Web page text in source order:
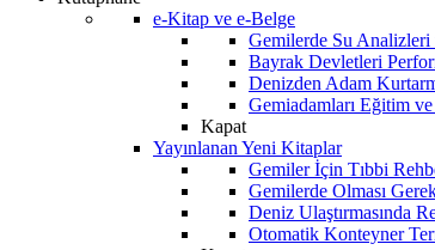
e-Kitap ve e-Belge
Gemilerde Su
Bayrak Devletleri
Denizden Adam
Gemiadamları Eğitim
Kapat
Yayınlanan Yeni Kitaplar
Gemiler İçin Tıbbi
Gemilerde Olması
Deniz Ulaştırmasında
Otomatik Konteyner